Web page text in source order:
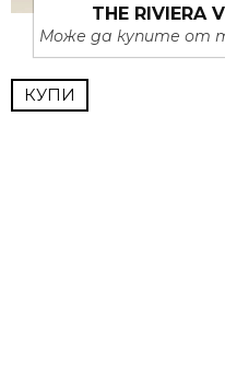
THE RIVIERA
Може да купите от
КУПИ